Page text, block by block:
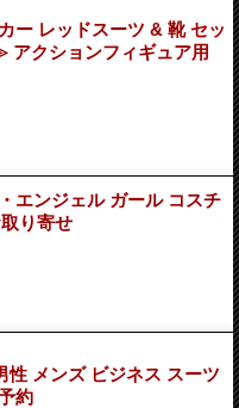
ー レッドスーツ & 靴 セッ
クションフィギュア用
エンジェル ガール コスチ
り寄せ
性 メンズ ビジネス スーツ
約